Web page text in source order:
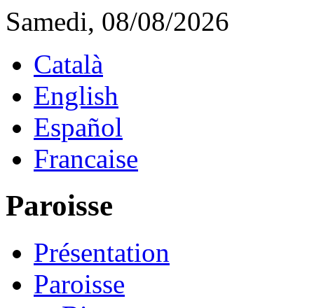
Samedi, 08/08/2026
Català
English
Español
Francaise
Paroisse
Présentation
Paroisse